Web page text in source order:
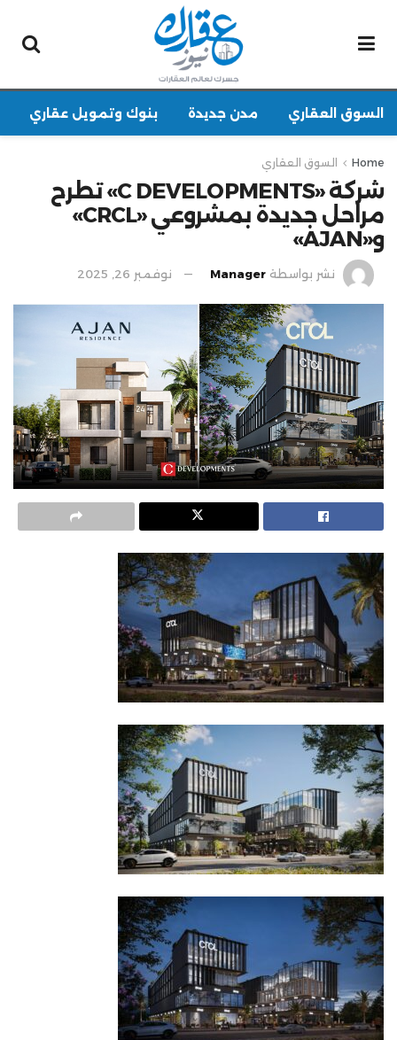
السوق العقاري مدن جديدة بنوك وتمويل عقاري
Home السوق العقاري
شركة «C DEVELOPMENTS» تطرح
مراحل جديدة بمشروعي «CRCL»
و«AJAN»
نشر بواسطة Manager نوفمبر 26, 2025